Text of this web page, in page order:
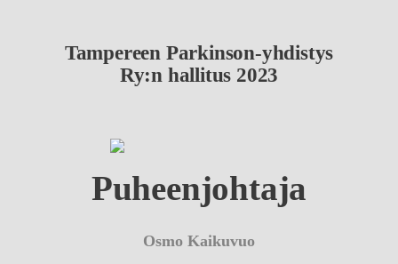
Tampereen Parkinson-yhdistys
Ry:n hallitus 2023
Puheenjohtaja
Osmo Kaikuvuo